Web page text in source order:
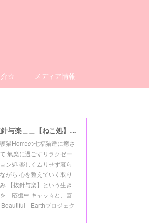
介☆ メディア情報
抜針与楽＿＿【ねこ処】＿＿猫楽ゼーションHome☆
猫Homeの七福猫達に癒さ
氣楽に過ごすリラクゼー
ン処 楽しくムリせず暮ら
がら 心を整えていく取り
【抜針与楽】という生き
応援中 キャッ☆と、喜
Beautiful Earthプロジェク